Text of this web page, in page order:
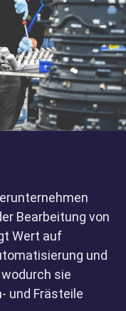
Bearbeitung von
Wert auf
und
sie
und Frästeile